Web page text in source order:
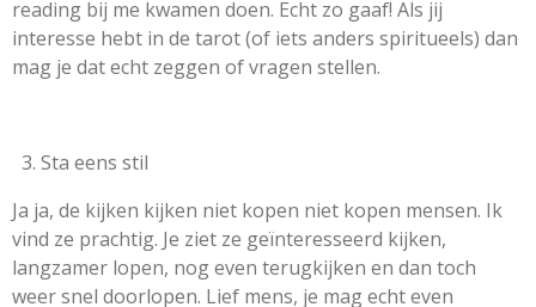
reading bij me kwamen doen. Echt zo gaaf! Als jij
interesse hebt in de tarot (of iets anders spiritueels) dan
mag je dat echt zeggen of vragen stellen.
Sta eens stil
Ja ja, de kijken kijken niet kopen niet kopen mensen. Ik
vind ze prachtig. Je ziet ze geïnteresseerd kijken,
langzamer lopen, nog even terugkijken en dan toch
weer snel doorlopen. Lief mens, je mag echt even